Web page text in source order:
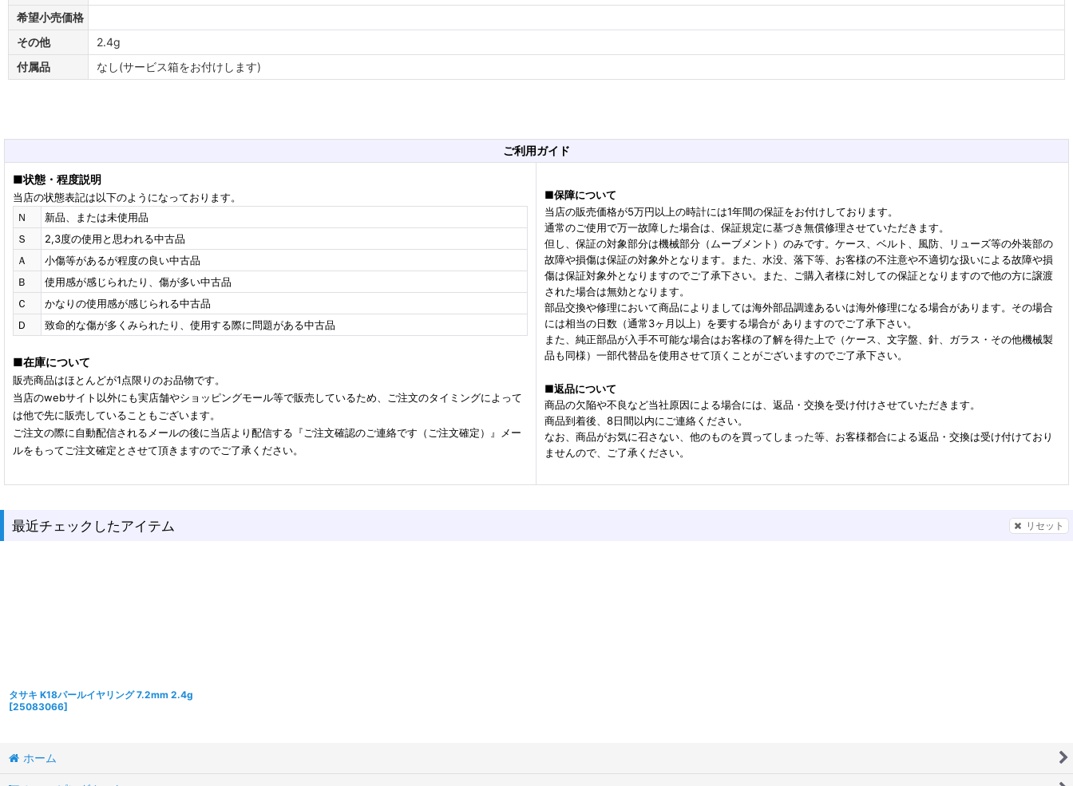
希望小売価格
その他
2.4g
付属品
なし(サービス箱をお付けします)
ご利用ガイド
■状態・程度説明
当店の状態表記は以下のようになっております。
Ｎ
新品、または未使用品
Ｓ
2,3度の使用と思われる中古品
Ａ
小傷等があるが程度の良い中古品
Ｂ
使用感が感じられたり、傷が多い中古品
Ｃ
かなりの使用感が感じられる中古品
Ｄ
致命的な傷が多くみられたり、使用する際に問題がある中古品
■在庫について
販売商品はほとんどが1点限りのお品物です。
当店のwebサイト以外にも実店舗やショッピングモール等で販売しているため、ご注文のタイミングによって
は他で先に販売していることもございます。
ご注文の際に自動配信されるメールの後に当店より配信する『ご注文確認のご連絡です（ご注文確定）』メー
ルをもってご注文確定とさせて頂きますのでご了承ください。
■保障について
当店の販売価格が5万円以上の時計には1年間の保証をお付けしております。
通常のご使用で万一故障した場合は、保証規定に基づき無償修理させていただきます。
但し、保証の対象部分は機械部分（ムーブメント）のみです。ケース、ベルト、風防、リューズ等の外装部の
故障や損傷は保証の対象外となります。また、水没、落下等、お客様の不注意や不適切な扱いによる故障や損
傷は保証対象外となりますのでご了承下さい。また、ご購入者様に対しての保証となりますので他の方に譲渡
された場合は無効となります。
部品交換や修理において商品によりましては海外部品調達あるいは海外修理になる場合があります。その場合
には相当の日数（通常3ヶ月以上）を要する場合が ありますのでご了承下さい。
また、純正部品が入手不可能な場合はお客様の了解を得た上で（ケース、文字盤、針、ガラス・その他機械製
品も同様）一部代替品を使用させて頂くことがございますのでご了承下さい。
■返品について
商品の欠陥や不良など当社原因による場合には、返品・交換を受け付けさせていただきます。
商品到着後、8日間以内にご連絡ください。
なお、商品がお気に召さない、他のものを買ってしまった等、お客様都合による返品・交換は受け付けており
ませんので、ご了承ください。
最近チェックしたアイテム リセット
タサキ K18パールイヤリング 7.2mm 2.4g
[25083066]
ホーム